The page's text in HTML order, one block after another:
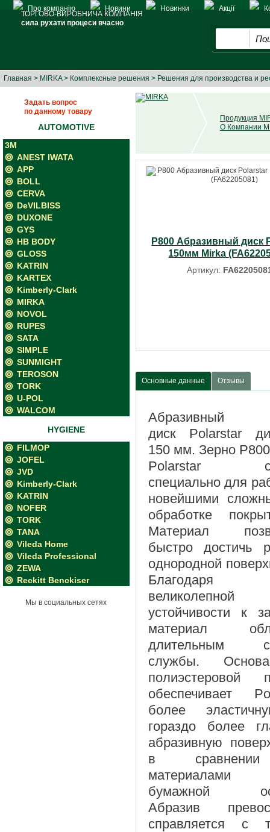
Про компанію Новини Новинки Акції
ТОРГОВО-ВИРОБНИЧА КОМПАНІЯ
сила рухати процеси вчасно
Главная > MIRKA> Комплексные решения > Решения для производства и
Задать вопрос
по данному товару
AUTOMOTIVE
3M
ANEST IWATA
APP
BOLL
CERVA
DeVILBISS
DUXONE
GYS
HB BODY
GLOSS
KATRIN
KARTEX
Kimberly-Clark
MIRKA
NOVOL
RUPES
SATA
SIMPLE
SUNMIGHT
TEROSON
TORK
U-POL
WALCOM
HYGIENE
FILMOP
JOFEL
JVD
Kimberly-Clark
KATRIN
NOFER
TORK
TANA
Vileda Home
Vileda Professional
ZEWA
Reckitt Benckiser
Мы в социальных сетях
Продукция
О Компании
P800 Абразивный диск
150мм Mirka
Артикул:
Основные данные Отзывы
Абразивный
диск Polarstar
150 мм. Зерно P800
Polarstar
специально для
новейшими
обработке
Материал
быстро достичь
однородной
Благодаря
великолепной
устойчивости к
материал
длительным
службы.
полиэстеровой
обеспечивает
более
гораздо более
абразивную
в
бумажной
Абразив
справляется с